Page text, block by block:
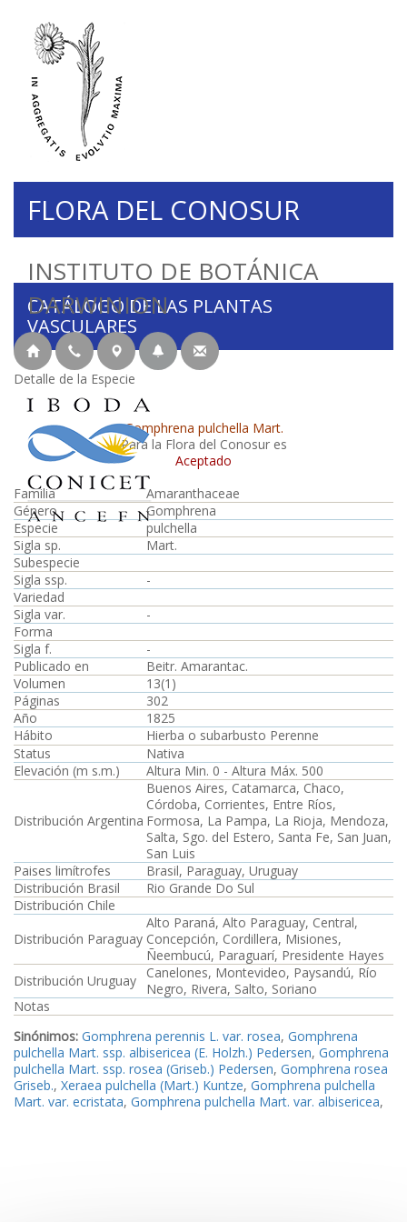
INSTITUTO DE BOTÁNICA
DARWINION
FLORA DEL CONOSUR
CATÁLOGO DE LAS PLANTAS
VASCULARES
Detalle de la Especie
Gomphrena pulchella Mart.
Para la Flora del Conosur es
Aceptado
Familia
Amaranthaceae
Género
Gomphrena
Especie
pulchella
Sigla sp.
Mart.
Subespecie
Sigla ssp.
-
Variedad
Sigla var.
-
Forma
Sigla f.
-
Publicado en
Beitr. Amarantac.
Volumen
13(1)
Páginas
302
Año
1825
Hábito
Hierba o subarbusto Perenne
Status
Nativa
Elevación (m s.m.)
Altura Min. 0 - Altura Máx. 500
Distribución Argentina
Buenos Aires, Catamarca, Chaco,
Córdoba, Corrientes, Entre Ríos,
Formosa, La Pampa, La Rioja, Mendoza,
Salta, Sgo. del Estero, Santa Fe, San Juan,
San Luis
Paises limítrofes
Brasil, Paraguay, Uruguay
Distribución Brasil
Rio Grande Do Sul
Distribución Chile
Distribución Paraguay
Alto Paraná, Alto Paraguay, Central,
Concepción, Cordillera, Misiones,
Ñeembucú, Paraguarí, Presidente Hayes
Distribución Uruguay
Canelones, Montevideo, Paysandú, Río
Negro, Rivera, Salto, Soriano
Notas
Sinónimos: Gomphrena perennis L. var. rosea, Gomphrena
pulchella Mart. ssp. albisericea (E. Holzh.) Pedersen, Gomphrena
pulchella Mart. ssp. rosea (Griseb.) Pedersen, Gomphrena rosea
Griseb., Xeraea pulchella (Mart.) Kuntze, Gomphrena pulchella
Mart. var. ecristata, Gomphrena pulchella Mart. var. albisericea,